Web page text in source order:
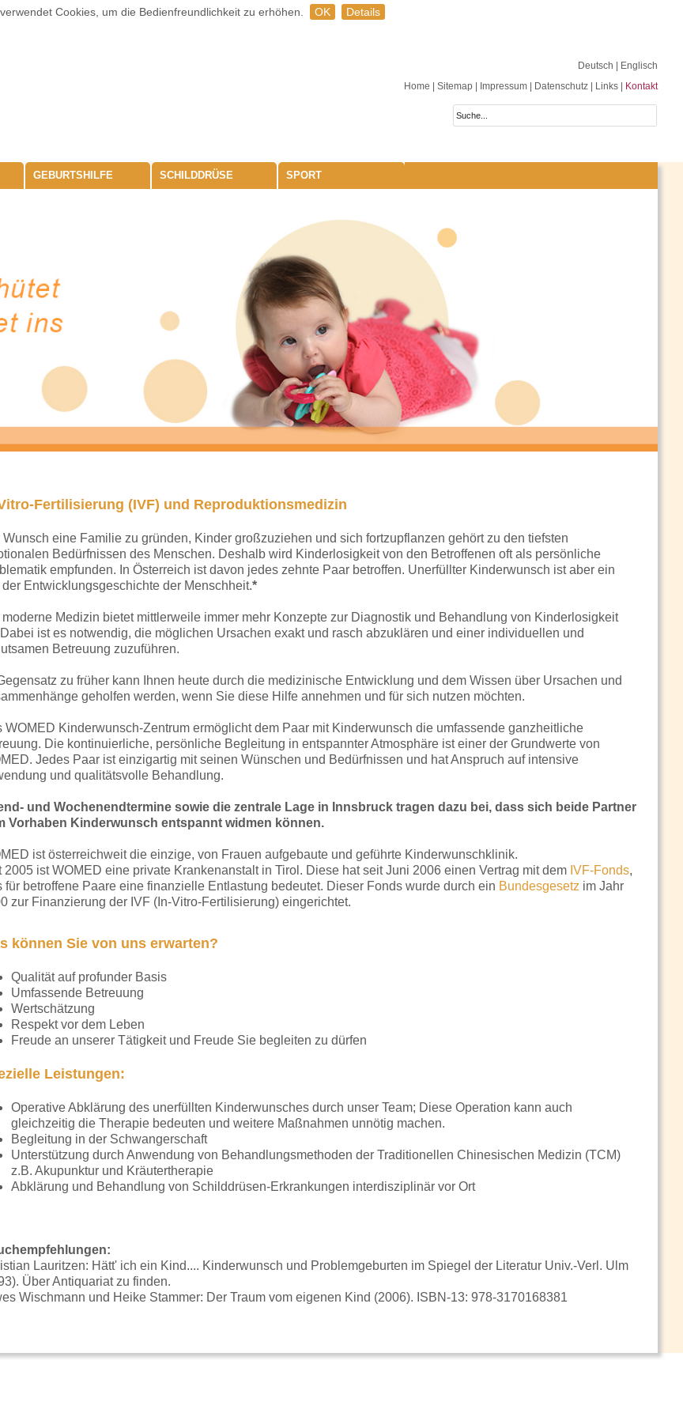
Cookies, um die Bedienfreundlichkeit zu erhöhen. OK Details
Deutsch
| Englisch
Home
Sitemap Impressum Datenschutz Links Kontakt
GEBURTSHILFE SCHILDDRÜSE SPORT
Fertilisierung (IVF) und Reproduktionsmedizin
Wunsch eine Familie zu gründen, Kinder großzuziehen und sich fortzupflanzen gehört zu den tiefsten
Bedürfnissen des Menschen. Deshalb wird Kinderlosigkeit von den Betroffenen oft als persönliche
empfunden. In Österreich ist davon jedes zehnte Paar betroffen. Unerfüllter Kinderwunsch ist aber ein
der Entwicklungsgeschichte der Menschheit.*
moderne Medizin bietet mittlerweile immer mehr Konzepte zur Diagnostik und Behandlung von Kinderlosigkeit
ist es notwendig, die möglichen Ursachen exakt und rasch abzuklären und einer individuellen und
Betreuung zuzuführen.
zu früher kann Ihnen heute durch die medizinische Entwicklung und dem Wissen über Ursachen und
geholfen werden, wenn Sie diese Hilfe annehmen und für sich nutzen möchten.
WOMED Kinderwunsch-Zentrum ermöglicht dem Paar mit Kinderwunsch die umfassende ganzheitliche
Die kontinuierliche, persönliche Begleitung in entspannter Atmosphäre ist einer der Grundwerte von
Jedes Paar ist einzigartig mit seinen Wünschen und Bedürfnissen und hat Anspruch auf intensive
und qualitätsvolle Behandlung.
und Wochenendtermine sowie die zentrale Lage in Innsbruck tragen dazu bei, dass sich beide Partner
Vorhaben Kinderwunsch entspannt widmen können.
ist österreichweit die einzige, von Frauen aufgebaute und geführte Kinderwunschklinik.
2005 ist WOMED eine private Krankenanstalt in Tirol. Diese hat seit Juni 2006 einen Vertrag mit dem IVF-Fonds,
für betroffene Paare eine finanzielle Entlastung bedeutet. Dieser Fonds wurde durch ein Bundesgesetz im Jahr
zur Finanzierung der IVF (In-Vitro-Fertilisierung) eingerichtet.
können Sie von uns erwarten?
Qualität auf profunder Basis
Umfassende Betreuung
Wertschätzung
Respekt vor dem Leben
Freude an unserer Tätigkeit und Freude Sie begleiten zu dürfen
Leistungen:
Operative Abklärung des unerfüllten Kinderwunsches durch unser Team; Diese Operation kann auch
gleichzeitig die Therapie bedeuten und weitere Maßnahmen unnötig machen.
Begleitung in der Schwangerschaft
Unterstützung durch Anwendung von Behandlungsmethoden der Traditionellen Chinesischen Medizin (TCM)
z.B. Akupunktur und Kräutertherapie
Abklärung und Behandlung von Schilddrüsen-Erkrankungen interdisziplinär vor Ort
Lauritzen: Hätt' ich ein Kind.... Kinderwunsch und Problemgeburten im Spiegel der Literatur Univ.-Verl. Ulm
Über Antiquariat zu finden.
Wischmann und Heike Stammer: Der Traum vom eigenen Kind (2006). ISBN-13: 978-3170168381